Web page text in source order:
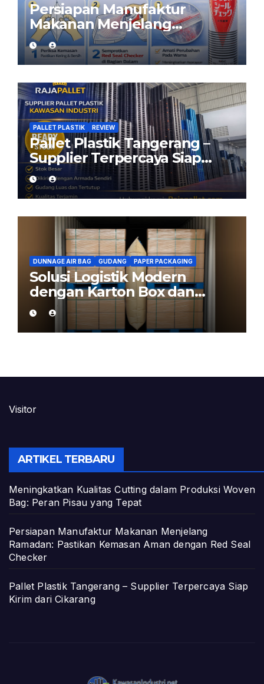
Persiapan Manufaktur
Makanan Menjelang
Ramadan: Pastikan Kemasan
Aman dengan Red Seal
Checker
PALLET PLASTIK REVIEW
Pallet Plastik Tangerang –
Supplier Terpercaya Siap
Kirim dari Cikarang
DUNNAGE AIR BAG GUDANG PAPER PACKAGING
Solusi Logistik Modern
dengan Karton Box dan
Dunnage Air Bag
Visitor
ARTIKEL TERBARU
Meningkatkan Kualitas Cutting dalam Produksi Woven
Bag: Peran Pisau yang Tepat
Persiapan Manufaktur Makanan Menjelang
Ramadan: Pastikan Kemasan Aman dengan Red Seal
Checker
Pallet Plastik Tangerang – Supplier Terpercaya Siap
Kirim dari Cikarang